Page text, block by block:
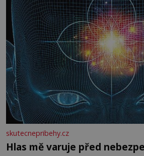
skutecnepribehy.cz
Hlas mě varuje před